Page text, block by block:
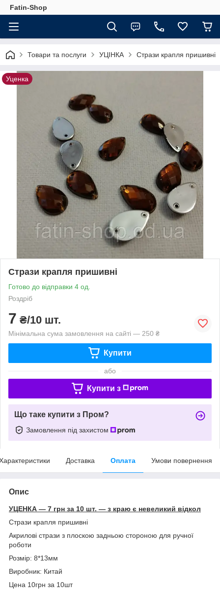
Fatin-Shop
Товари та послуги УЦІНКА Стрази крапля пришивні
Уценка
Стрази крапля пришивні
Готово до відправки 4 од.
Роздріб
7 ₴/10 шт.
Мінімальна сума замовлення на сайті — 250 ₴
Купити
або
Купити з
Що таке купити з Пром?
Замовлення під захистом
Доставка Оплата Умови повернення
Опис
УЦЕНКА — 7 грн за 10 шт. — з краю є невеликий відкол
Стрази крапля пришивні
Акрилові стрази з плоскою задньою стороною для ручної
роботи
Розмір: 8*13мм
Виробник: Китай
Цена 10грн за 10шт